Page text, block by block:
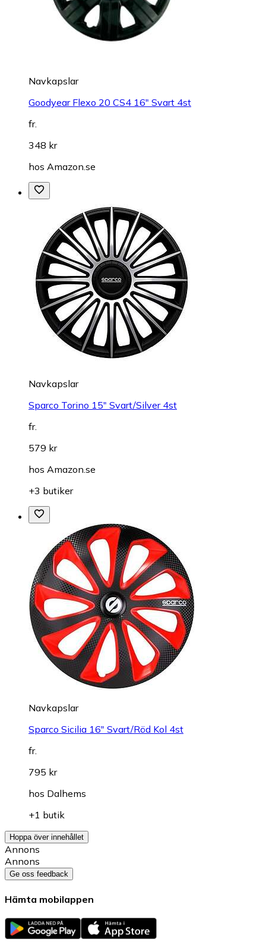
Navkapslar
Goodyear Flexo 20 CS4 16" Svart 4st
fr.
348 kr
hos Amazon.se
Navkapslar
Sparco Torino 15" Svart/Silver 4st
fr.
579 kr
hos Amazon.se
+3 butiker
Navkapslar
Sparco Sicilia 16" Svart/Röd Kol 4st
fr.
795 kr
hos Dalhems
+1 butik
Hoppa över innehållet
Annons
Annons
Ge oss feedback
Hämta mobilappen